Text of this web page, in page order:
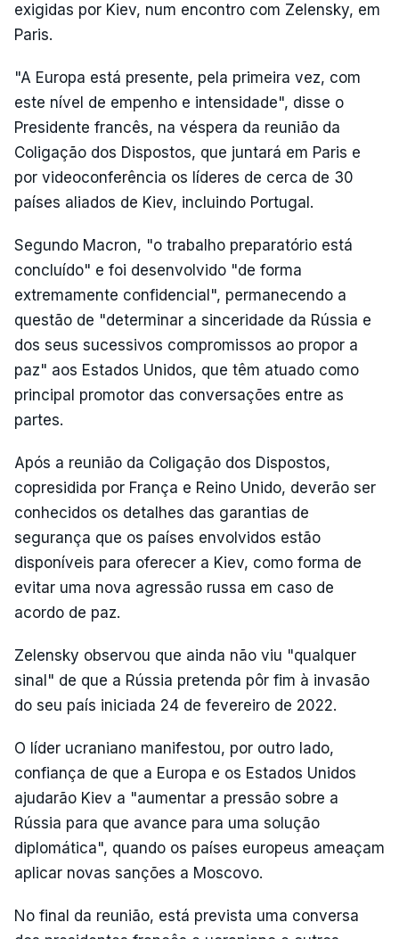
exigidas por Kiev, num encontro com Zelensky, em
Paris.
"A Europa está presente, pela primeira vez, com
este nível de empenho e intensidade", disse o
Presidente francês, na véspera da reunião da
Coligação dos Dispostos, que juntará em Paris e
por videoconferência os líderes de cerca de 30
países aliados de Kiev, incluindo Portugal.
Segundo Macron, "o trabalho preparatório está
concluído" e foi desenvolvido "de forma
extremamente confidencial", permanecendo a
questão de "determinar a sinceridade da Rússia e
dos seus sucessivos compromissos ao propor a
paz" aos Estados Unidos, que têm atuado como
principal promotor das conversações entre as
partes.
Após a reunião da Coligação dos Dispostos,
copresidida por França e Reino Unido, deverão ser
conhecidos os detalhes das garantias de
segurança que os países envolvidos estão
disponíveis para oferecer a Kiev, como forma de
evitar uma nova agressão russa em caso de
acordo de paz.
Zelensky observou que ainda não viu "qualquer
sinal" de que a Rússia pretenda pôr fim à invasão
do seu país iniciada 24 de fevereiro de 2022.
O líder ucraniano manifestou, por outro lado,
confiança de que a Europa e os Estados Unidos
ajudarão Kiev a "aumentar a pressão sobre a
Rússia para que avance para uma solução
diplomática", quando os países europeus ameaçam
aplicar novas sanções a Moscovo.
No final da reunião, está prevista uma conversa